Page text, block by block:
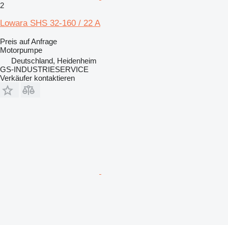
2
Lowara SHS 32-160 / 22 A
Preis auf Anfrage
Motorpumpe
Deutschland, Heidenheim
GS-INDUSTRIESERVICE
Verkäufer kontaktieren